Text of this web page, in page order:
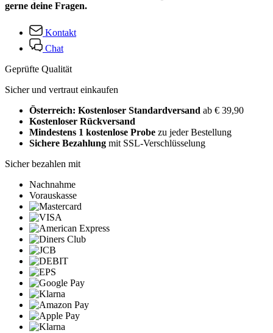
gerne deine Fragen.
Kontakt
Chat
Geprüfte Qualität
Sicher und vertraut einkaufen
Österreich: Kostenloser Standardversand ab € 39,90
Kostenloser Rückversand
Mindestens 1 kostenlose Probe zu jeder Bestellung
Sichere Bezahlung mit SSL-Verschlüsselung
Sicher bezahlen mit
Nachnahme
Vorauskasse